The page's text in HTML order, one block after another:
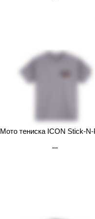
Мото тениска ICON Stick-